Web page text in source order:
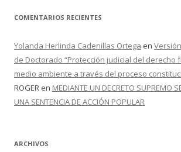
COMENTARIOS RECIENTES
Yolanda Herlinda Cadenillas Ortega en
de Doctorado “Protección judicial del derecho
medio ambiente a través del proceso
ROGER en MEDIANTE UN DECRETO SUPREMO
UNA SENTENCIA DE ACCIÓN POPULAR
ARCHIVOS